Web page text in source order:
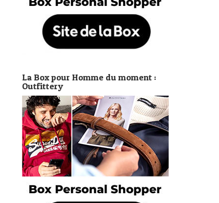
La Box pour Homme du moment :
Outfittery